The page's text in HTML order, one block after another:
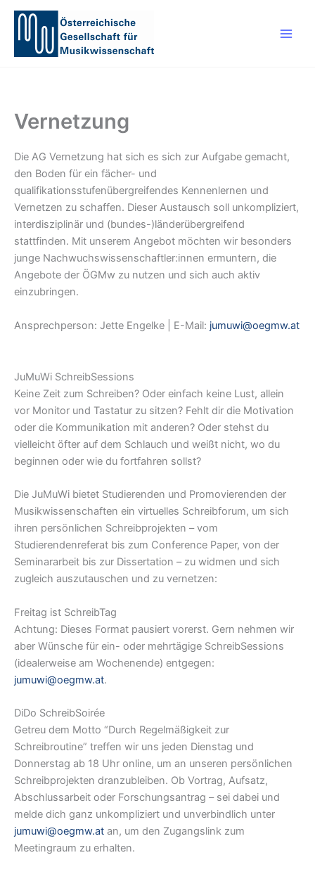
Zum
springen
Vernetzung
Die AG Vernetzung hat sich es sich zur Aufgabe gemacht,
den Boden für ein fächer- und
qualifikationsstufenübergreifendes Kennenlernen und
Vernetzen zu schaffen. Dieser Austausch soll unkompliziert,
interdisziplinär und (bundes-)länderübergreifend
stattfinden. Mit unserem Angebot möchten wir besonders
junge Nachwuchswissenschaftler:innen ermuntern, die
Angebote der ÖGMw zu nutzen und sich auch aktiv
einzubringen.
Ansprechperson: Jette Engelke | E-Mail: jumuwi@oegmw.at
JuMuWi SchreibSessions
Keine Zeit zum Schreiben? Oder einfach keine Lust, allein
vor Monitor und Tastatur zu sitzen? Fehlt dir die Motivation
oder die Kommunikation mit anderen? Oder stehst du
vielleicht öfter auf dem Schlauch und weißt nicht, wo du
beginnen oder wie du fortfahren sollst?
Die JuMuWi bietet Studierenden und Promovierenden der
Musikwissenschaften ein virtuelles Schreibforum, um sich
ihren persönlichen Schreibprojekten – vom
Studierendenreferat bis zum Conference Paper, von der
Seminararbeit bis zur Dissertation – zu widmen und sich
zugleich auszutauschen und zu vernetzen:
Freitag ist SchreibTag
Achtung: Dieses Format pausiert vorerst. Gern nehmen wir
aber Wünsche für ein- oder mehrtägige SchreibSessions
(idealerweise am Wochenende) entgegen:
jumuwi@oegmw.at.
DiDo SchreibSoirée
Getreu dem Motto “Durch Regelmäßigkeit zur
Schreibroutine” treffen wir uns jeden Dienstag und
Donnerstag ab 18 Uhr online, um an unseren persönlichen
Schreibprojekten dranzubleiben. Ob Vortrag, Aufsatz,
Abschlussarbeit oder Forschungsantrag – sei dabei und
melde dich ganz unkompliziert und unverbindlich unter
jumuwi@oegmw.at an, um den Zugangslink zum
Meetingraum zu erhalten.